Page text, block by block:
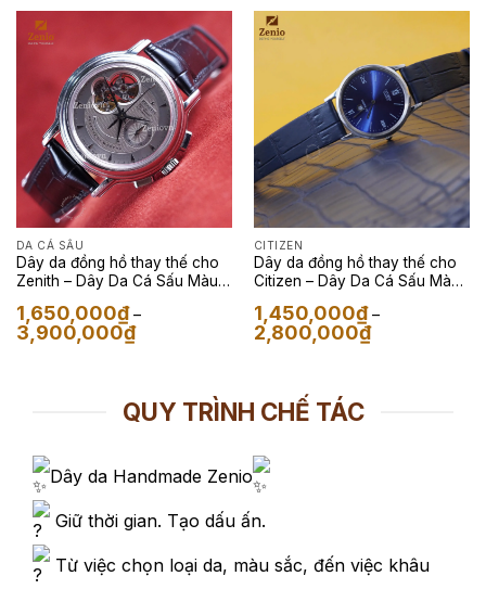
3,900,000₫
DA CÁ SẤU
Dây da đồng hồ thay thế cho
Zenith – Dây Da Cá Sấu Màu
1,650,000₫ –
3,900,000₫Khoảng
giá:
3,900,000₫
CITIZEN
Dây da đồng hồ thay thế cho
Citizen – Dây Da Cá Sấu Màu
1,450,000₫ –
2,800,000₫Khoảng
giá:
QUY TRÌNH CHẾ TÁC
Dây da Handmade Zenio
Giữ thời gian. Tạo dấu ấn.
Từ việc chọn loại da, màu sắc, đến việc khâu